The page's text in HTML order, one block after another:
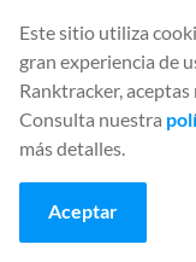
of Ranktracker.
experience, he
Ranktracker site
390,000 of these
each month.
Este sitio utiliza
gran experiencia de
Ranktracker,
Consulta nuestra
más detalles.
Aceptar